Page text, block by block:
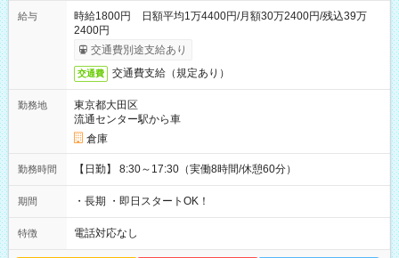
給与
時給1800円 日額平均1万4400円/月額30万2400円/残込39万
2400円
交通費別途支給あり
交通費 交通費支給（規定あり）
勤務地
東京都大田区
流通センター駅から車
倉庫
勤務時間 【日勤】 8:30～17:30（実働8時間/休憩60分）
期間 ・長期 ・即日スタートOK！
特徴 電話対応なし